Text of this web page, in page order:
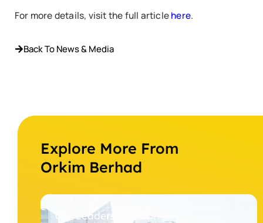
For more details, visit the full articlehere.
Back To News & Media
Explore More From
Orkim Berhad
Our Leaders